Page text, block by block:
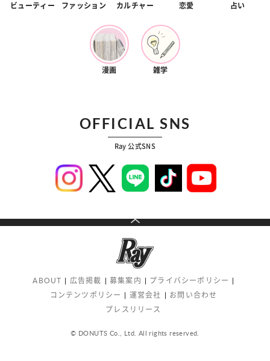
ビューティー ファッション カルチャー 恋愛 占い
漫画 雑学
OFFICIAL SNS
Ray 公式SNS
ABOUT 広告掲載 募集案内
プライバシーポリシー
コンテンツポリシー
運営会社
お問い合わせ
プレスリリース
© DONUTS Co., Ltd. All rights reserved.